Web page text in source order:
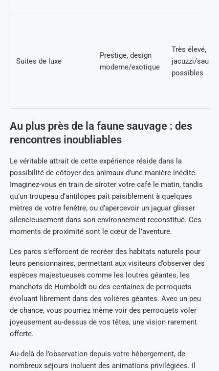
Suites de luxe
Prestige, design
moderne/exotique
Très élevé,
jacuzzi/sauna
possibles
Au plus près de la faune sauvage : des
rencontres inoubliables
Le véritable attrait de cette expérience réside dans la
possibilité de côtoyer des animaux d’une manière inédite.
Imaginez-vous en train de siroter votre café le matin, tandis
qu’un troupeau d’antilopes paît paisiblement à quelques
mètres de votre fenêtre, ou d’apercevoir un jaguar glisser
silencieusement dans son environnement reconstitué. Ces
moments de proximité sont le cœur de l’aventure.
Les parcs s’efforcent de recréer des habitats naturels pour
leurs pensionnaires, permettant aux visiteurs d’observer des
espèces majestueuses comme les loutres géantes, les
manchots de Humboldt ou des centaines de perroquets
évoluant librement dans des volières géantes. Avec un peu
de chance, vous pourriez même voir des perroquets voler
joyeusement au-dessus de vos têtes, une vision rarement
offerte.
Au-delà de l’observation depuis votre hébergement, de
nombreux séjours incluent des animations privilégiées. Il